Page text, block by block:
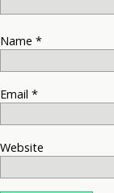
Name *
Email *
Website